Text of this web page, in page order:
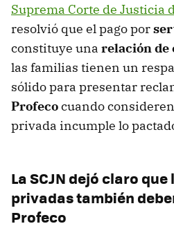
Suprema Corte de Justicia
resolvió que el pago por
constituye una relación de
las familias tienen un
sólido para presentar
Profecocuando
privada incumple lo
La SCJN dejó claro
privadas también
Profeco